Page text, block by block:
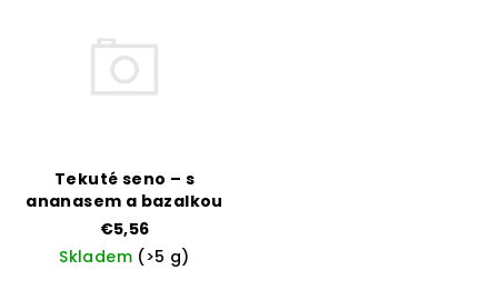
Tekuté seno – s
ananasem a bazalkou
€5,56
Skladem (>5 g)